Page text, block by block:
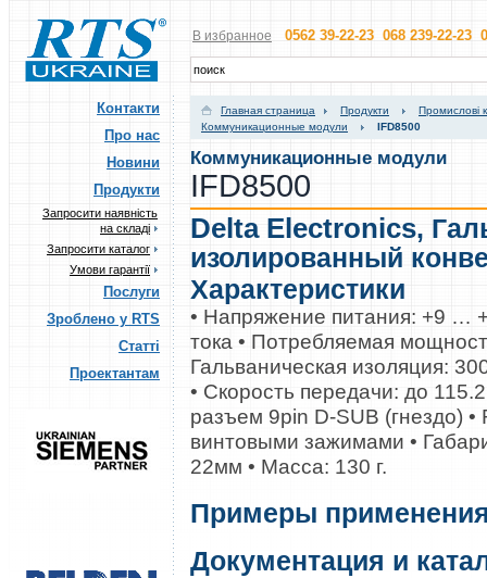
В избранное 0562 39-22-23 068 239-22-23
Контакти
Про нас
Новини
Продукти
Запросити наявність
на складі
Запросити каталог
Умови гарантії
Послуги
Зроблено у RTS
Статті
Проектантам
Главная страница Продукти
Промислові
Коммуникационные модули
IFD8500
Коммуникационные модули
IFD8500
Delta Electronics,
изолированный
Характеристики
• Напряжение питания: +9 …
тока • Потребляемая
Гальваническая изоляция:
• Скорость передачи: до
разъем 9pin D-SUB (гнездо)
винтовыми зажимами •
22мм • Масса: 130 г.
Примеры
Документация и